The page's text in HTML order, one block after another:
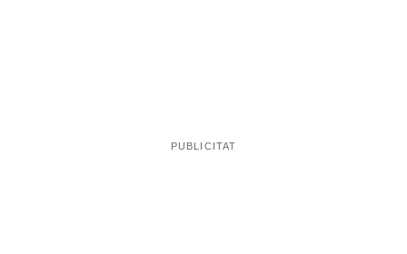
que s'hauria d'haver prorrogat la presó provisional